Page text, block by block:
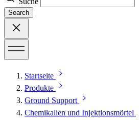
Search
Startseite
Produkte
Ground Support
Chemikalien und Injektionsmörtel